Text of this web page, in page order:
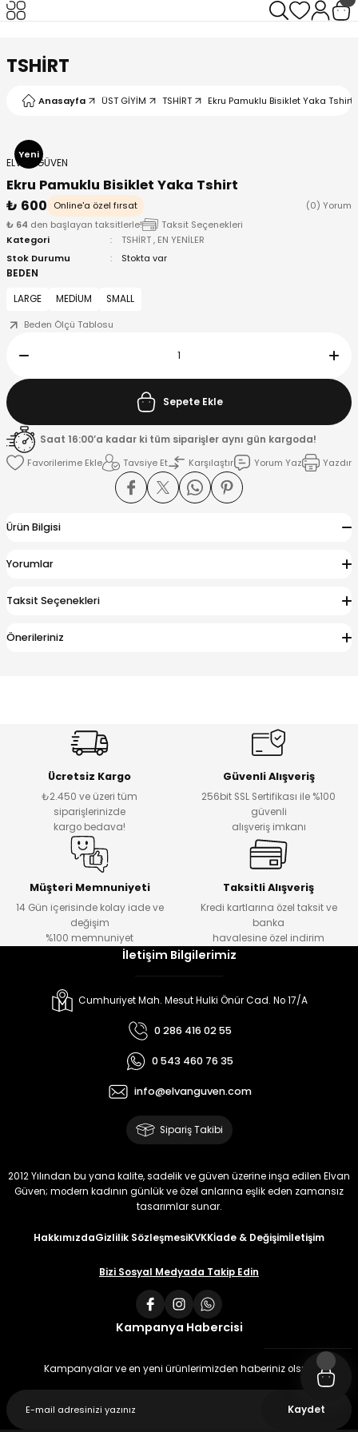
TSHİRT
Anasayfa ÜST GİYİM TSHİRT Ekru Pamuklu Bisiklet Yaka Tshirt
Yeni
ELVAN GÜVEN
Ekru Pamuklu Bisiklet Yaka Tshirt
₺ 600
Online'a özel fırsat
(0) Yorum
₺ 64 den başlayan taksitlerle!
Taksit Seçenekleri
Kategori
TSHİRT , EN YENİLER
Stok Durumu
Stokta var
BEDEN
LARGE
MEDİUM
SMALL
Beden Ölçü Tablosu
Sepete Ekle
Saat 16:00’a kadar ki tüm siparişler aynı gün kargoda!
Tavsiye Et
Karşılaştır Yorum Yaz Yazdır
Ürün Bilgisi
Yorumlar
Taksit Seçenekleri
Önerileriniz
Ücretsiz Kargo
₺2.450 ve üzeri tüm
siparişlerinizde
kargo bedava!
Güvenli Alışveriş
256bit SSL Sertifikası ile %100
güvenli
alışveriş imkanı
Müşteri Memnuniyeti
14 Gün içerisinde kolay iade ve
değişim
%100 memnuniyet
Taksitli Alışveriş
Kredi kartlarına özel taksit ve
banka
havalesine özel indirim
İletişim Bilgilerimiz
Cumhuriyet Mah. Mesut Hulki Önür Cad. No 17/A
0 286 416 02 55
0 543 460 76 35
info@elvanguven.com
Sipariş Takibi
2012 Yılından bu yana kalite, sadelik ve güven üzerine inşa edilen Elvan
Güven; modern kadının günlük ve özel anlarına eşlik eden zamansız
tasarımlar sunar.
HakkımızdaGizlilik SözleşmesiKVKKİade & Değişimİletişim
Bizi Sosyal Medyada Takip Edin
Kampanya Habercisi
Kampanyalar ve en yeni ürünlerimizden haberiniz olsun
Kaydet
Geri Dön
Geri Dön
Geri Dön
Geri Dön